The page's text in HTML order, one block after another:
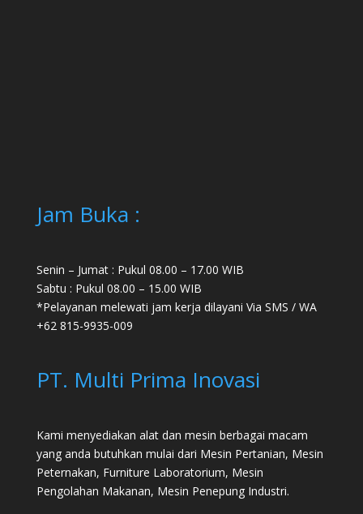
Jam Buka :
Senin – Jumat : Pukul 08.00 – 17.00 WIB
Sabtu : Pukul 08.00 – 15.00 WIB
*Pelayanan melewati jam kerja dilayani Via SMS / WA
+62 815-9935-009
PT. Multi Prima Inovasi
Kami menyediakan alat dan mesin berbagai macam
yang anda butuhkan mulai dari Mesin Pertanian, Mesin
Peternakan, Furniture Laboratorium, Mesin
Pengolahan Makanan, Mesin Penepung Industri.